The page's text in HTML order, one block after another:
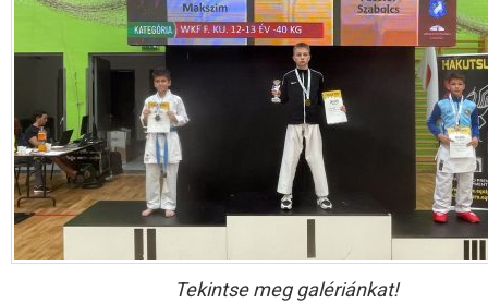
Tekintse meg galériánkat!